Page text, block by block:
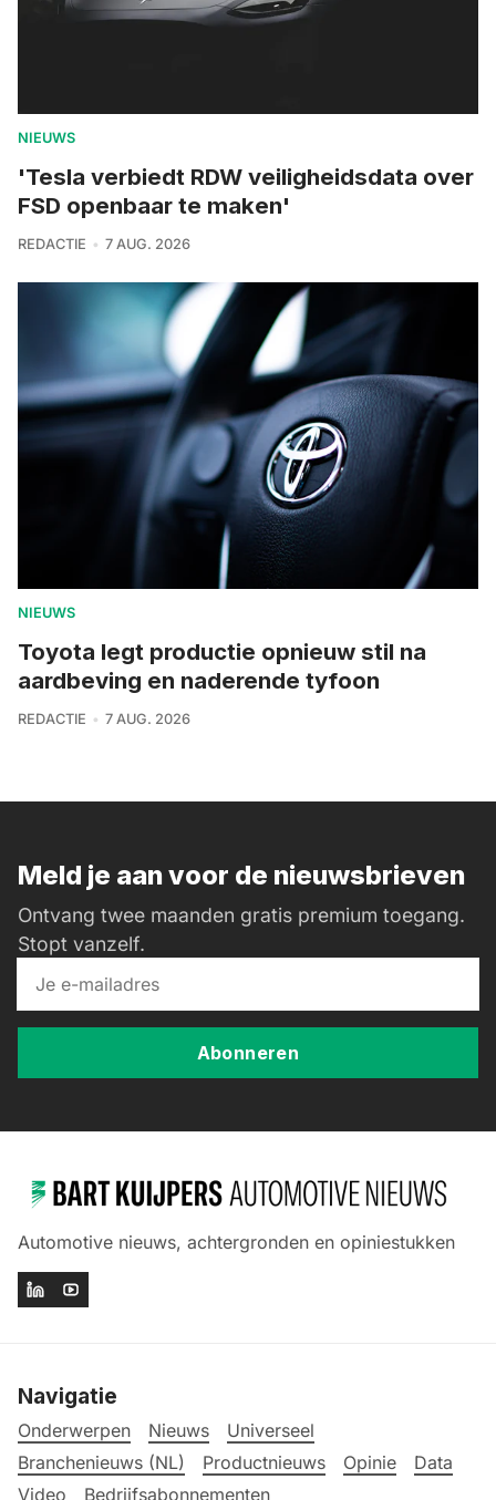
NIEUWS
'Tesla verbiedt RDW veiligheidsdata over
FSD openbaar te maken'
REDACTIE 7 AUG. 2026
NIEUWS
Toyota legt productie opnieuw stil na
aardbeving en naderende tyfoon
REDACTIE 7 AUG. 2026
Meld je aan voor de nieuwsbrieven
Ontvang twee maanden gratis premium toegang.
Stopt vanzelf.
Abonneren
Automotive nieuws, achtergronden en opiniestukken
Navigatie
Onderwerpen Nieuws
Universeel
Branchenieuws (NL)
Productnieuws Opinie
Data
Video
Bedrijfsabonnementen